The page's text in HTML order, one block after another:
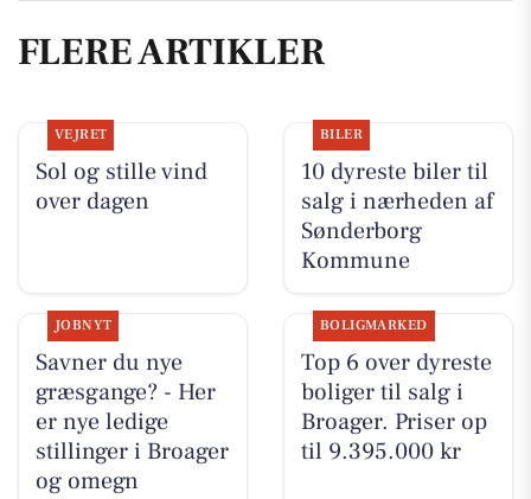
FLERE ARTIKLER
VEJRET
Sol og stille vind
over dagen
BILER
10 dyreste biler til
salg i nærheden af
Sønderborg
Kommune
JOBNYT
Savner du nye
græsgange? - Her
er nye ledige
stillinger i Broager
og omegn
BOLIGMARKED
Top 6 over dyreste
boliger til salg i
Broager. Priser op
til 9.395.000 kr